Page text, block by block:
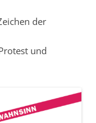
der
und